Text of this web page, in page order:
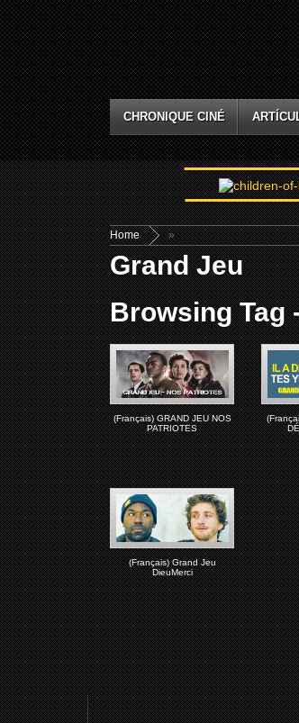
CHRONIQUE CINÉ
Home »
Grand Jeu
Browsing Tag
(Français) GRAND JEU NOS
PATRIOTES
(Français) Grand Jeu
DieuMerci